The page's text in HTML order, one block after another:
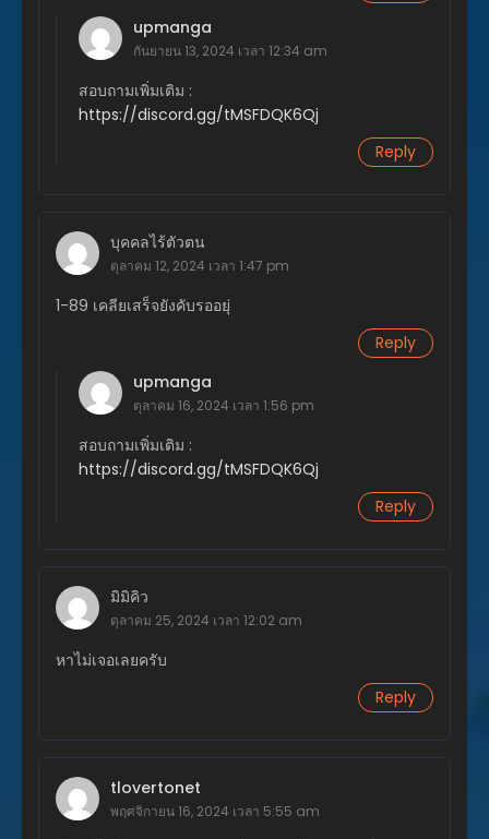
ตอนที่ 326
ตอนที่ 325
ตอนที่ 323
เมษายน 14, 2026
ตอนที่ 322
ตอนที่ 321
เมษายน 2, 2026
ตอนที่ 320
มีนาคม 26, 2026
ตอนที่ 318
มีนาคม 25, 2026
ตอนที่ 317
มีนาคม 11, 2026
ตอนที่ 315
มีนาคม 4, 2026
upmanga
กันยายน 13, 2024 เวลา 12:34 am
สอบถามเพิ่มเติม :
https://discord.gg/tMSFDQK6Qj
Reply
บุคคลไร้ตัวตน
ตุลาคม 12, 2024 เวลา 1:47 pm
1-89 เคลียเสร็จยังคับรออยุ่
Reply
upmanga
ตุลาคม 16, 2024 เวลา 1:56 pm
สอบถามเพิ่มเติม :
https://discord.gg/tMSFDQK6Qj
Reply
มิมิคิว
ตุลาคม 25, 2024 เวลา 12:02 am
หาไม่เจอเลยครับ
Reply
tlovertonet
พฤศจิกายน 16, 2024 เวลา 5:55 am